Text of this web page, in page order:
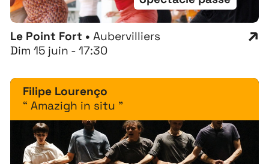
Le Point Fort •Aubervilliers
Dim 15 juin - 17:30
Filipe Lourenço
“ Amazigh in situ ”